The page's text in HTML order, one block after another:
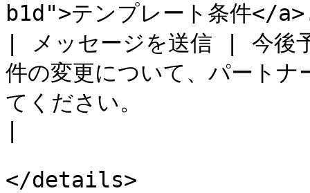
b1d">テンプレート条件</
| メッセージを送信 | 今後
件の変更について、パート
てください。
</details>